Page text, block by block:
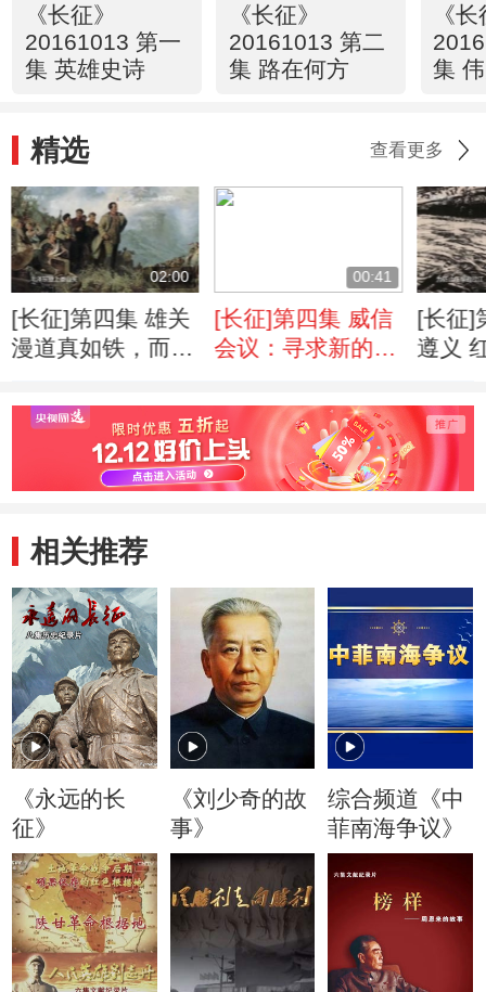
《长征》
20161013 第一
集 英雄史诗
《长征》
20161013 第二
集 路在何方
《
集
精选 查看更多
02:00
[长征]第四集 雄关
漫道真如铁，而今
00:41
[长征]第四集 威信
会议：寻求新的机
[长征]
遵义
相关推荐
《永远的长
征》
《刘少奇的故
事》
综合频道《中
菲南海争议》